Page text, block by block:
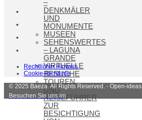
–
DENKMÄLER
UND
MONUMENTE
MUSEEN
SEHENSWERTES
– LAGUNA
GRANDE
VIRTUELLE
BESUCHE
TOUREN
UND
REISEFÜHRER
ZUR
BESICHTIGUNG
Rechtlicher Hinweis
Cookie-Richtlinie
© 2025 Baeza. All Rights Reserved. - Open-ideas
Besuchen Sie uns im